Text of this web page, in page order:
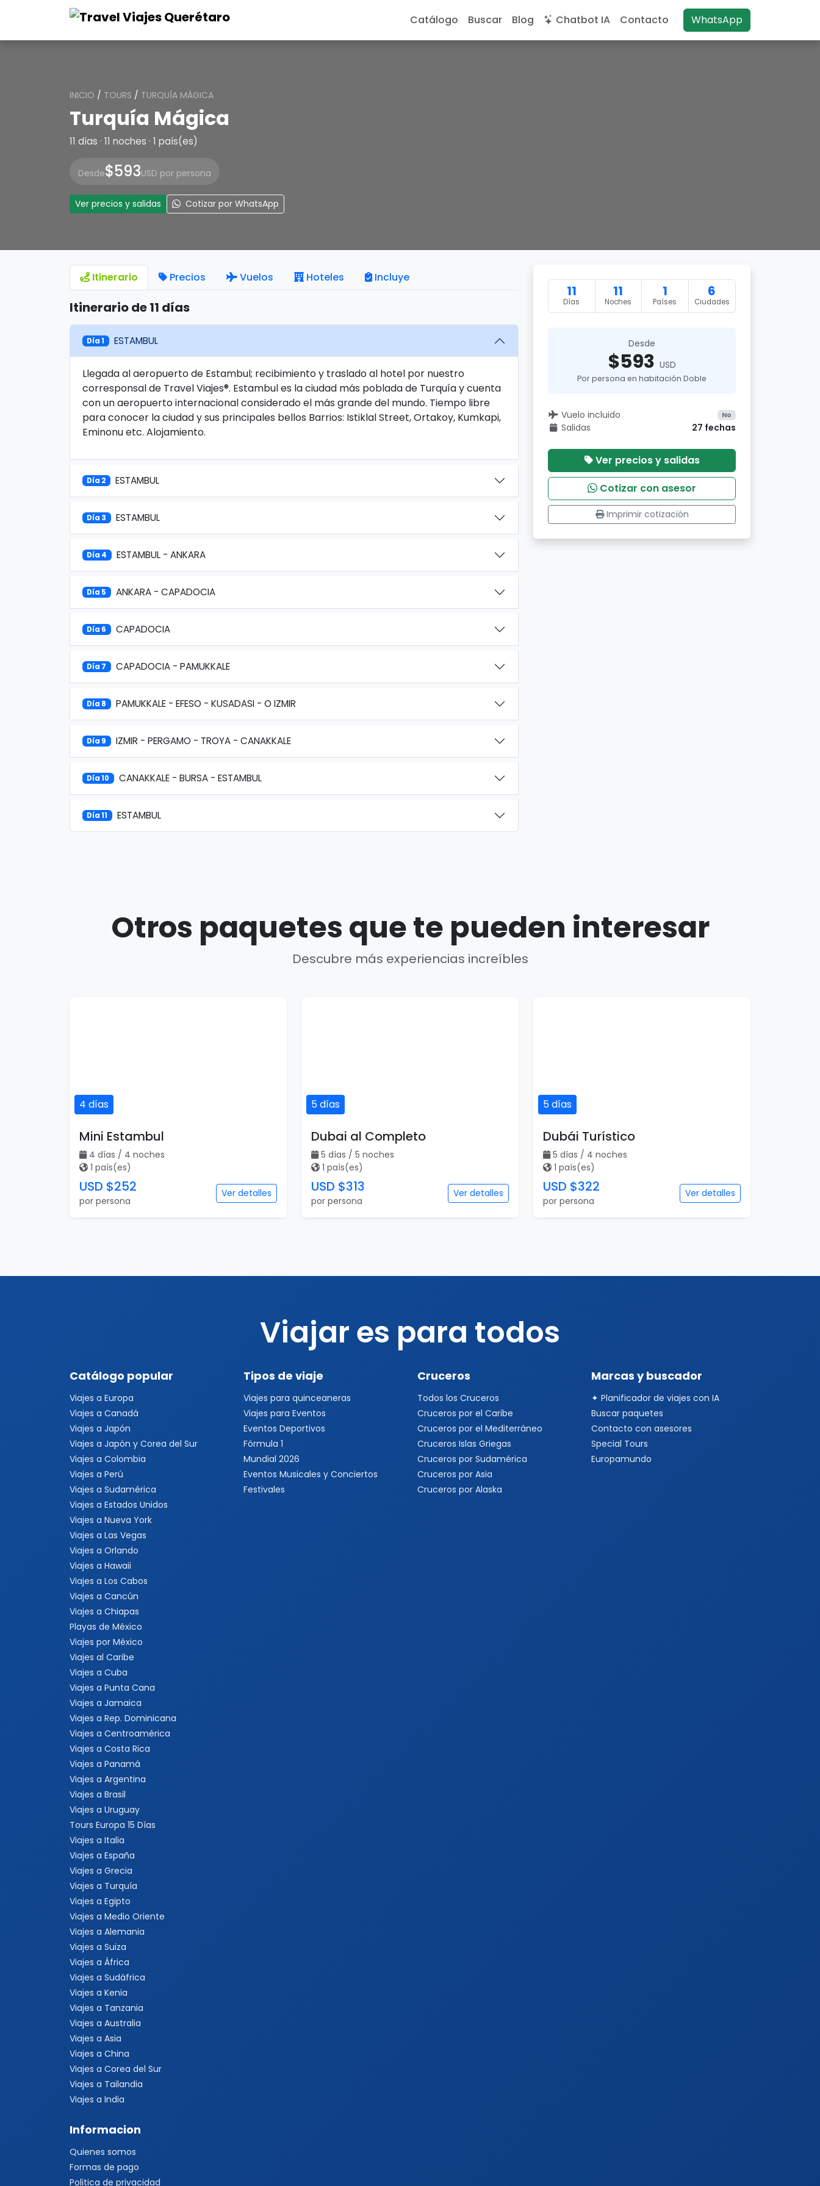
Catálogo Buscar Blog Chatbot IA Contacto WhatsApp
INICIO / TOURS / TURQUÍA MÁGICA
Turquía Mágica
11 días · 11 noches · 1 país(es)
Desde$593USD por persona
Ver precios y salidas Cotizar por WhatsApp
Itinerario Precios Vuelos Hoteles Incluye
Itinerario de 11 días
Día 1 ESTAMBUL
Llegada al aeropuerto de Estambul; recibimiento y traslado al hotel por nuestro
corresponsal de Travel Viajes®. Estambul es la ciudad más poblada de Turquía y cuenta
con un aeropuerto internacional considerado el más grande del mundo. Tiempo libre
para conocer la ciudad y sus principales bellos Barrios: Istiklal Street, Ortakoy, Kumkapi,
Eminonu etc. Alojamiento.
Día 2 ESTAMBUL
Día 3 ESTAMBUL
Día 4 ESTAMBUL - ANKARA
Día 5 ANKARA - CAPADOCIA
Día 6 CAPADOCIA
Día 7 CAPADOCIA - PAMUKKALE
Día 8 PAMUKKALE - EFESO - KUSADASI - O IZMIR
Día 9 IZMIR - PERGAMO - TROYA - CANAKKALE
Día 10 CANAKKALE - BURSA - ESTAMBUL
Día 11 ESTAMBUL
11
Días
11
Noches
1
Países
6
Ciudades
Desde
$593 USD
Por persona en habitación Doble
Vuelo incluido No
Salidas 27 fechas
Ver precios y salidas
Cotizar con asesor
Imprimir cotización
Otros paquetes que te pueden interesar
Descubre más experiencias increíbles
4 días
Mini Estambul
4 días / 4 noches
1 país(es)
USD $252
por persona
Ver detalles
5 días
Dubai al Completo
5 días / 5 noches
1 país(es)
USD $313
por persona
Ver detalles
5 días
Dubái Turístico
5 días / 4 noches
1 país(es)
USD $322
por persona
Ver detalles
Viajar es para todos
Catálogo popular
Viajes a Europa
Viajes a Canadá
Viajes a Japón
Viajes a Japón y Corea del Sur
Viajes a Colombia
Viajes a Perú
Viajes a Sudamérica
Viajes a Estados Unidos
Viajes a Nueva York
Viajes a Las Vegas
Viajes a Orlando
Viajes a Hawaii
Viajes a Los Cabos
Viajes a Cancún
Viajes a Chiapas
Playas de México
Viajes por México
Viajes al Caribe
Viajes a Cuba
Viajes a Punta Cana
Viajes a Jamaica
Viajes a Rep. Dominicana
Viajes a Centroamérica
Viajes a Costa Rica
Viajes a Panamá
Viajes a Argentina
Viajes a Brasil
Viajes a Uruguay
Tours Europa 15 Días
Viajes a Italia
Viajes a España
Viajes a Grecia
Viajes a Turquía
Viajes a Egipto
Viajes a Medio Oriente
Viajes a Alemania
Viajes a Suiza
Viajes a África
Viajes a Sudáfrica
Viajes a Kenia
Viajes a Tanzania
Viajes a Australia
Viajes a Asia
Viajes a China
Viajes a Corea del Sur
Viajes a Tailandia
Viajes a India
Tipos de viaje
Viajes para quinceaneras
Viajes para Eventos
Eventos Deportivos
Fórmula 1
Mundial 2026
Eventos Musicales y Conciertos
Festivales
Cruceros
Todos los Cruceros
Cruceros por el Caribe
Cruceros por el Mediterráneo
Cruceros Islas Griegas
Cruceros por Sudamérica
Cruceros por Asia
Cruceros por Alaska
Marcas y buscador
✦ Planificador de viajes con IA
Buscar paquetes
Contacto con asesores
Special Tours
Europamundo
Informacion
Quienes somos
Formas de pago
Politica de privacidad